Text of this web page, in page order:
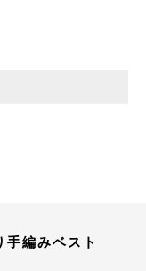
編みベスト